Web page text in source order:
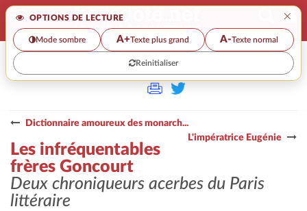
OPTIONS DE LECTURE ×
Mode sombre A+Texte plus grand A-Texte normal
Reinitialiser
>> LES INFRÉQUENTABLES FRÈRES GONCOURT
Dictionnaire amoureux des monarch...
L'impératrice Eugénie
Les infréquentables
frères Goncourt
Deux chroniqueurs acerbes du Paris
littéraire